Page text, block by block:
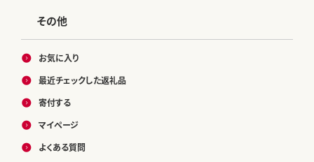
その他
お気に入り
最近チェックした返礼品
寄付する
マイページ
よくある質問